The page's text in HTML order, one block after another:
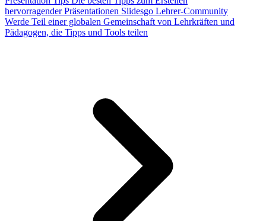
hervorragender Präsentationen Slidesgo Lehrer-Community
Werde Teil einer globalen Gemeinschaft von Lehrkräften und
Pädagogen, die Tipps und Tools teilen